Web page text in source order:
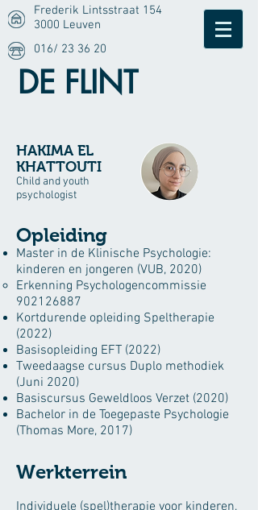
Frederik Lintsstraat 154
3000 Leuven
016/ 23 36 20
DE FLINT
HAKIMA EL
KHATTOUTI
Child and youth
psychologist
Opleiding
Master in de Klinische Psychologie:
kinderen en jongeren (VUB, 2020)
Erkenning Psychologencommissie
902126887
Kortdurende opleiding Speltherapie
(2022)
Basisopleiding EFT (2022)
Tweedaagse cursus Duplo methodiek
(Juni 2020)
Basiscursus Geweldloos Verzet (2020)
Bachelor in de Toegepaste Psychologie
(Thomas More, 2017)
Werkterrein
Individuele (spel)therapie voor kinderen,